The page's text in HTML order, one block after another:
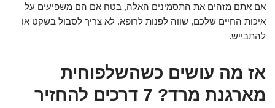
אם אתם מזהים את התסמינים האלה, בטח אם הם משפיעים על
איכות החיים שלכם, שווה לפנות לרופא. לא צריך לסבול בשקט או
להתבייש.
אז מה עושים כשהשלפוחית
מארגנת מרד? 7 דרכים להחזיר